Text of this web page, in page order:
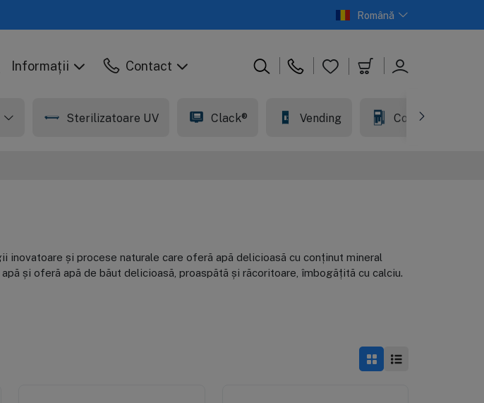
Română
Informații Contact
Sterilizatoare UV Clack® Vending Comercial
și procese naturale care oferă apă delicioasă cu conținut mineral
și oferă apă de băut delicioasă, proaspătă și răcoritoare, îmbogățită cu calciu.